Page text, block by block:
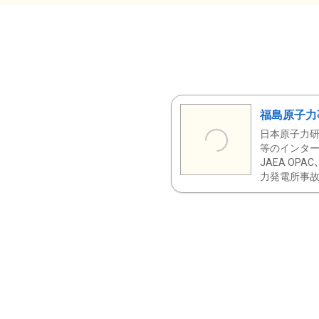
福島原子
日本原子力
等のインタ
JAEA OPAC
力発電所事